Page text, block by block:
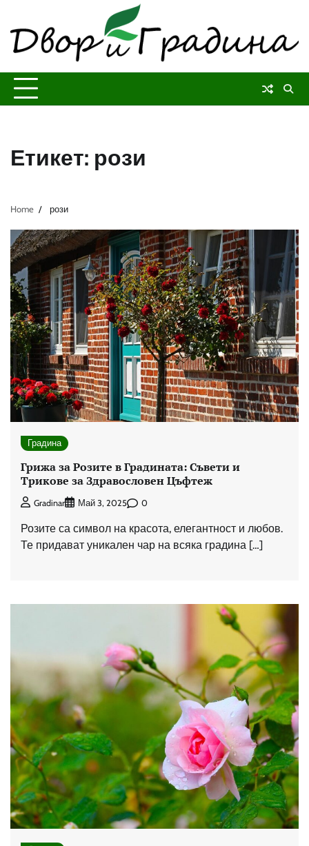
content
Етикет: рози
Home рози
Градина
Грижа за Розите в Градината: Съвети и
Трикове за Здравословен Цъфтеж
Gradinar Май 3, 2025 0
Розите са символ на красота, елегантност и любов.
Те придават уникален чар на всяка градина […]